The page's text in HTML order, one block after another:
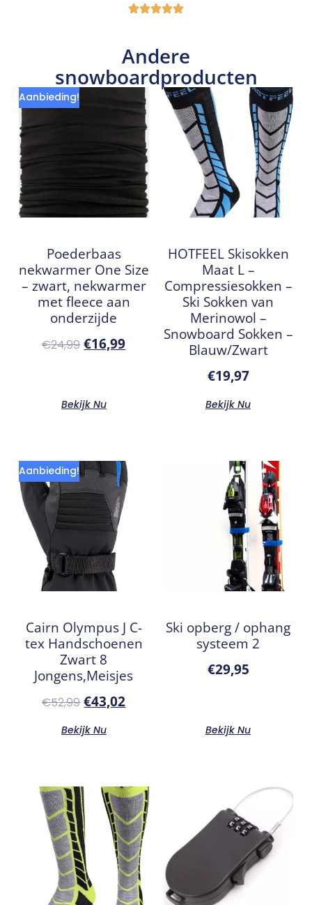
Andere
snowboardproducten
Aanbieding!
Poederbaas
nekwarmer One Size
– zwart, nekwarmer
met fleece aan
onderzijde
€24,99 €16,99
Bekijk Nu
HOTFEEL Skisokken
Maat L –
Compressiesokken –
Ski Sokken van
Merinowol –
Snowboard Sokken –
Blauw/Zwart
€19,97
Bekijk Nu
Aanbieding!
Cairn Olympus J C-
tex Handschoenen
Zwart 8
Jongens,Meisjes
€52,99 €43,02
Bekijk Nu
Ski opberg / ophang
systeem 2
€29,95
Bekijk Nu